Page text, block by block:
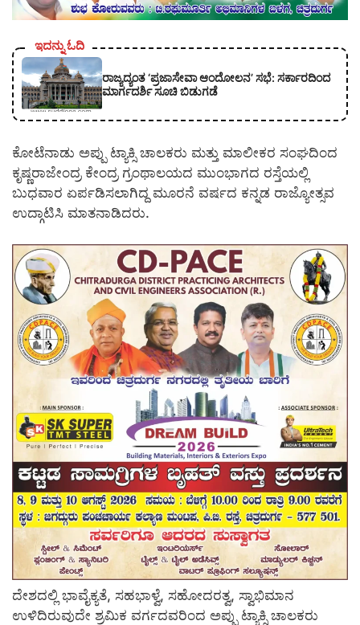
ಇದನ್ನು ಓದಿ
ರಾಜ್ಯದ್ಯಂತ ‘ಪ್ರಜಾಸೇವಾ ಆಂದೋಲನ’ ಸಭೆ: ಸರ್ಕಾರದಿಂದ
ಮಾರ್ಗದರ್ಶಿ ಸೂಚಿ ಬಿಡುಗಡೆ
ಕೋಟೆನಾಡು ಅಪ್ಪು ಟ್ಯಾಕ್ಸಿ ಚಾಲಕರು ಮತ್ತು ಮಾಲೀಕರ ಸಂಘದಿಂದ
ಕೃಷ್ಣರಾಜೇಂದ್ರ ಕೇಂದ್ರ ಗ್ರಂಥಾಲಯದ ಮುಂಭಾಗದ ರಸ್ತೆಯಲ್ಲಿ
ಬುಧವಾರ ಏರ್ಪಡಿಸಲಾಗಿದ್ದ ಮೂರನೆ ವರ್ಷದ ಕನ್ನಡ ರಾಜ್ಯೋತ್ಸವ
ಉದ್ಗಾಟಿಸಿ ಮಾತನಾಡಿದರು.
ದೇಶದಲ್ಲಿ ಭಾವೈಕ್ಯತೆ, ಸಹಭಾಳ್ವೆ, ಸಹೋದರತ್ವ, ಸ್ವಾಭಿಮಾನ
ಉಳಿದಿರುವುದೇ ಶ್ರಮಿಕ ವರ್ಗದವರಿಂದ ಅಪ್ಪು ಟ್ಯಾಕ್ಸಿ ಚಾಲಕರು